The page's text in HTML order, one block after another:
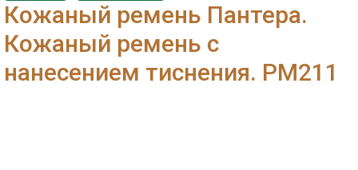
Кожаный ремень Пантера.
Кожаный ремень с
нанесением тиснения. РМ211